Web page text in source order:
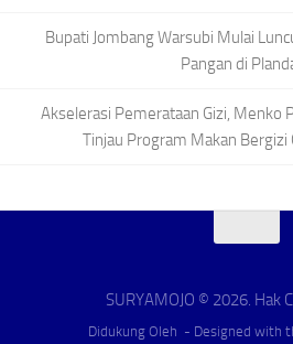
Bupati Jombang Warsubi Mulai
Pangan di
Akselerasi Pemerataan Gizi, Menko
Tinjau Program Makan Bergizi
SURYAMOJO © 2026. Hak
Didukung Oleh - Designed with